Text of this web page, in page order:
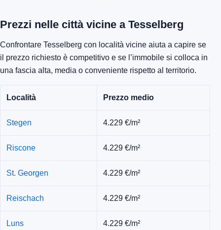
Prezzi nelle città vicine a Tesselberg
Confrontare Tesselberg con località vicine aiuta a capire se
il prezzo richiesto è competitivo e se l’immobile si colloca in
una fascia alta, media o conveniente rispetto al territorio.
Località Prezzo medio
Stegen 4.229 €/m²
Riscone 4.229 €/m²
St. Georgen 4.229 €/m²
Reischach 4.229 €/m²
Luns 4.229 €/m²